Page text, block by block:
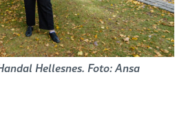
Hellesnes. Foto: Ansa